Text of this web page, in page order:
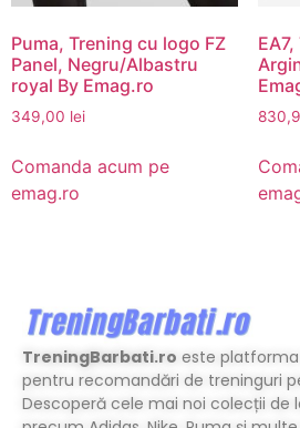
Puma, Trening cu logo FZ
Panel, Negru/Albastru
royal By Emag.ro
349,00 lei
Comanda acum pe
emag.ro
TreningBarbati.ro este
pentru recomandări de treninguri
Descoperă cele mai noi colecții de